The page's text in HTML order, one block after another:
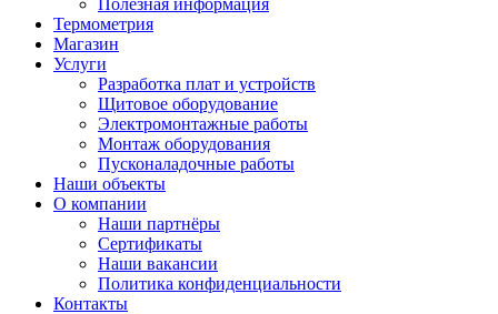
Полезная информация
Термометрия
Магазин
Услуги
Разработка плат и устройств
Щитовое оборудование
Электромонтажные работы
Монтаж оборудования
Пусконаладочные работы
Наши объекты
О компании
Наши партнёры
Сертификаты
Наши вакансии
Политика конфиденциальности
Контакты